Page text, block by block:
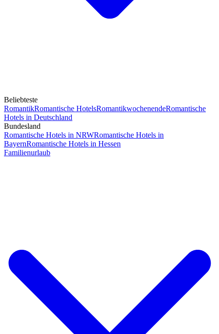
Beliebteste
RomantikRomantische HotelsRomantikwochenendeRomantische
Hotels in Deutschland
Bundesland
Romantische Hotels in NRWRomantische Hotels in
BayernRomantische Hotels in Hessen
Familienurlaub